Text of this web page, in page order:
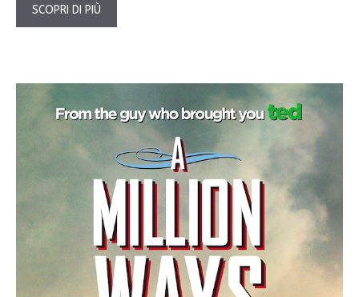
SCOPRI DI PIÙ